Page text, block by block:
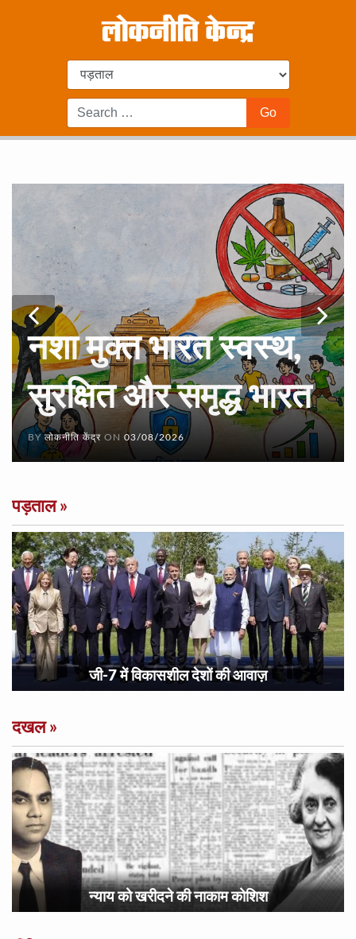
नशा मुक्त भारत स्वस्थ,
सुरक्षित और समृद्ध भारत
BYलोकनीति केंद्र ON 03/08/2026
पड़ताल»
जी-7 में विकासशील देशों की आवाज़
दखल»
न्याय को खरीदने की नाकाम कोशिश